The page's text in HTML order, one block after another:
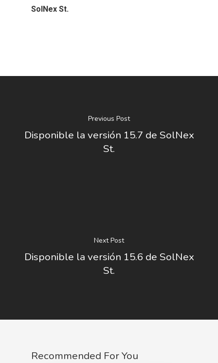
SolNex St.
Previous Post
Disponible la versión 15.7 de SolNex
St.
Next Post
Disponible la versión 15.6 de SolNex
St.
Recommended For You